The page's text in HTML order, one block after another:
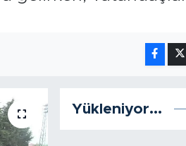
Yükleniyor...